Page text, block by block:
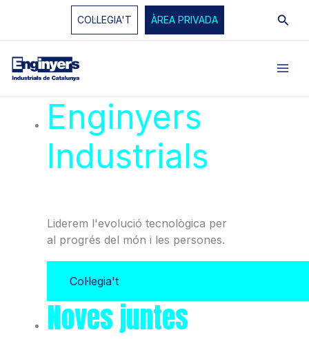
COL·LEGIA'T ÀREA PRIVADA
Enginyers
Industrials
Liderem l'evolució tecnològica per
al progrés del món i les persones.
Col·legia't
Noves juntes